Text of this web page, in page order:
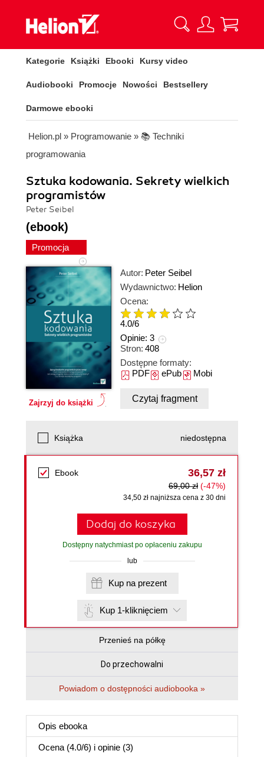
Kategorie Książki Ebooki Kursy video
Audiobooki Promocje Nowości Bestsellery
Darmowe ebooki
Helion.pl » Programowanie » 📚 Techniki
programowania
Sztuka kodowania. Sekrety wielkich
programistów
Peter Seibel
(ebook)
Promocja
Zajrzyj do książki
Autor: Peter Seibel
Wydawnictwo: Helion
Ocena:
4.0/6
Opinie: 3
Stron: 408
Dostępne formaty:
PDFePubMobi
Czytaj fragment
Książka niedostępna
Ebook 36,57 zł
69,00 zł (-47%)
34,50 zł najniższa cena z 30 dni
Dodaj do koszyka
Dostępny natychmiast po opłaceniu zakupu
lub
Kup na prezent
Kup 1-kliknięciem
Przenieś na półkę
Do przechowalni
Powiadom o dostępności audiobooka »
Opis ebooka
Ocena (4.0/6) i opinie (3)